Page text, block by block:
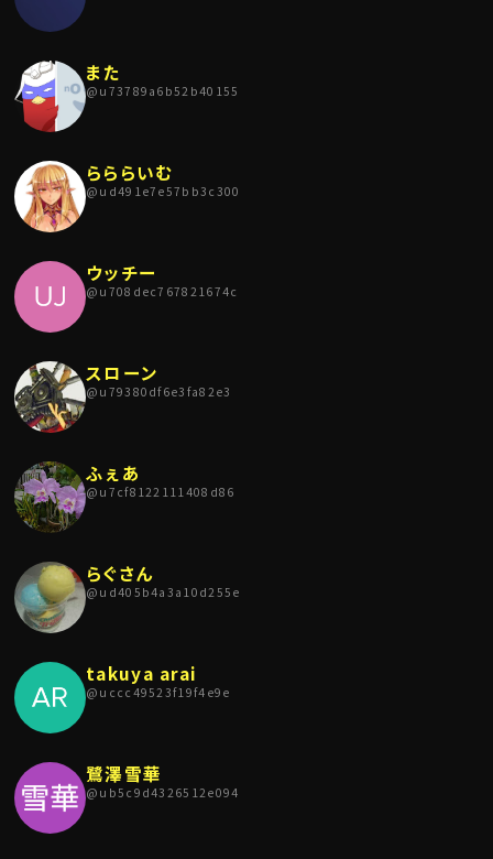
また
@ u73789a6b52b40155
らららいむ
@ ud491e7e57bb3c300
ウッチー
@ u708dec767821674c
スローン
@ u79380df6e3fa82e3
ふぇあ
@ u7cf8122111408d86
らぐさん
@ ud405b4a3a10d255e
takuya arai
@ uccc49523f19f4e9e
鷺澤雪華
@ ub5c9d4326512e094